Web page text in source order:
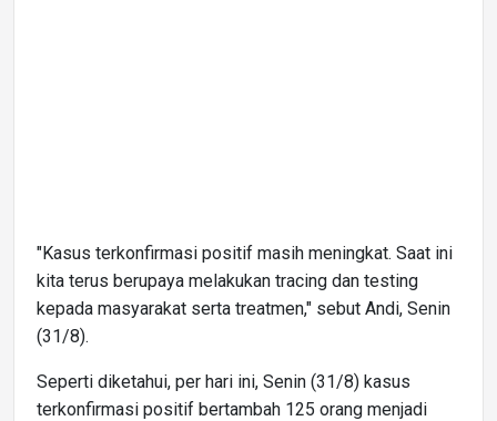
"Kasus terkonfirmasi positif masih meningkat. Saat ini
kita terus berupaya melakukan tracing dan testing
kepada masyarakat serta treatmen," sebut Andi, Senin
(31/8).
Seperti diketahui, per hari ini, Senin (31/8) kasus
terkonfirmasi positif bertambah 125 orang menjadi